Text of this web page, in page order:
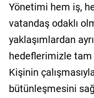
Yönetimi hem iş,
vatandaş odaklı
yaklaşımlardan
hedeflerimizle tam
Kişinin
bütünleşmesini